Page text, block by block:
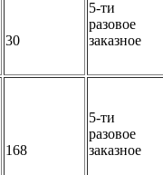
30
5-ти
разовое
заказное
168
5-ти
разовое
заказное